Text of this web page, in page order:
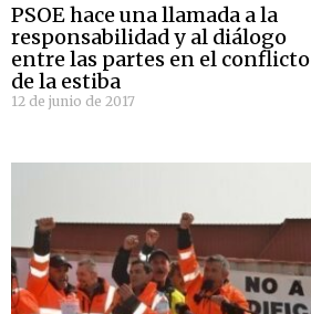
PSOE hace una llamada a la
responsabilidad y al diálogo
entre las partes en el conflicto
de la estiba
12 de junio de 2017